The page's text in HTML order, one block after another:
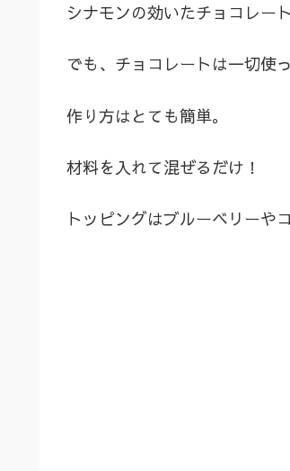
シナモンの効いたチョコレー
でも、チョコレートは一切使
作り方はとても簡単。
材料を入れて混ぜるだけ！
トッピングはブルーベリーや